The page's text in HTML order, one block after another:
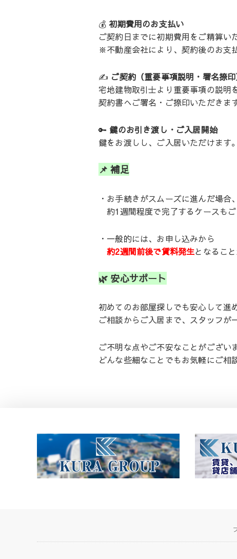
💰初期費用のお支払い
ご契約日までに初期費用をご精算い
※不動産会社により、契約後のお支
✍️ ご契約（重要事項説明・署名捺印
宅地建物取引士より重要事項の説明
契約書へご署名・ご捺印いただきます
🔑 鍵のお引き渡し・ご入居開始
鍵をお渡しし、ご入居いただけます。
📌 補足
・お手続きがスムーズに進んだ場合、
約1週間程度で完了するケースもご
・一般的には、お申し込みから
約2週間前後で賃料発生となること
🌿 安心サポート
初めてのお部屋探しでも安心して進
ご相談からご入居まで、スタッフが
ご不明な点やご不安なことがござい
どんな些細なことでもお気軽にご相